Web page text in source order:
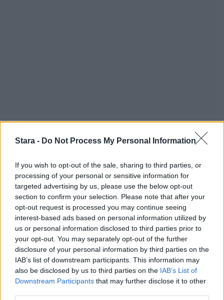
Stara - Do Not Process My Personal Information
If you wish to opt-out of the sale, sharing to third parties, or
processing of your personal or sensitive information for
targeted advertising by us, please use the below opt-out
section to confirm your selection. Please note that after your
opt-out request is processed you may continue seeing
interest-based ads based on personal information utilized by
us or personal information disclosed to third parties prior to
your opt-out. You may separately opt-out of the further
disclosure of your personal information by third parties on the
IAB’s list of downstream participants. This information may
also be disclosed by us to third parties on the IAB’s List of
Downstream Participants that may further disclose it to other
Staran luetuimmat
1